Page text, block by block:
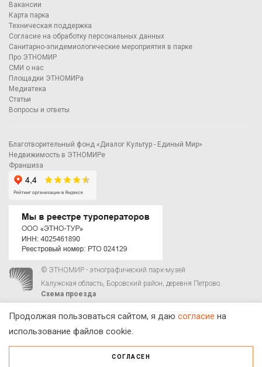
Вакансии
Карта парка
Техническая поддержка
Согласие на обработку персональных данных
Санитарно-эпидемиологические мероприятия в парке
Про ЭТНОМИР
СМИ о нас
Площадки ЭТНОМИРа
Медиатека
Статьи
Вопросы и ответы
Благотворительный фонд «Диалог Культур - Единый Мир»
Недвижимость в ЭТНОМИРе
Франшиза
© ЭТНОМИР - этнографический парк-музей
Калужская область, Боровский район, деревня Петрово.
Схема проезда
Продолжая пользоваться сайтом, я даю согласие на
использование файлов cookie.
СОГЛАСЕН